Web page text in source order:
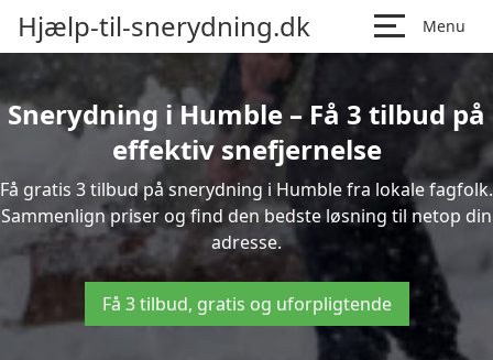
Hjælp-til-snerydning.dk Menu
Snerydning i Humble – Få 3 tilbud på
effektiv snefjernelse
Få gratis 3 tilbud på snerydning i Humble fra lokale fagfolk.
Sammenlign priser og find den bedste løsning til netop din
adresse.
Få 3 tilbud, gratis og uforpligtende